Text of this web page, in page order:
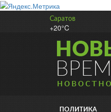
Саратов
+20°C
ПОЛИТИКА